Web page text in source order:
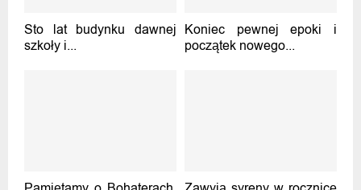
Sto lat budynku dawnej
szkoły i...
Koniec pewnej epoki i
początek nowego...